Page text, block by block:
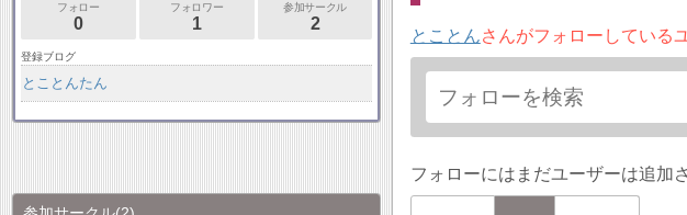
とことんさんがフォローしている
フォローにはまだユーザーは追加
フォロー
0
フォロワー
1
参加サークル
2
登録ブログ
とことんたん